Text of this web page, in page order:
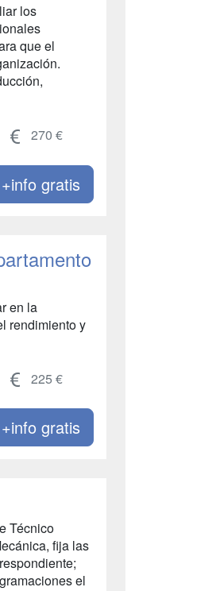
los
que el
270 €
+info gratis
en la
rendimiento y
225 €
+info gratis
Técnico
fija las
el